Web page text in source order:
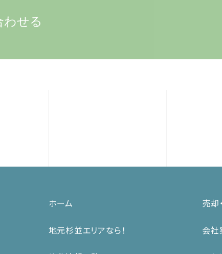
わせる
ホーム
地元杉並エリアなら！
売却
会社